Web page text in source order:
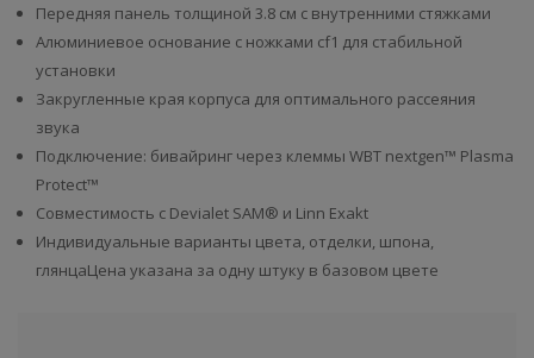
Передняя панель толщиной 3.8 см с внутренними стяжками
Алюминиевое основание с ножками cf1 для стабильной
установки
Закругленные края корпуса для оптимального рассеяния
звука
Подключение: бивайринг через клеммы WBT nextgen™ Plasma
Protect™
Совместимость с Devialet SAM® и Linn Exakt
Индивидуальные варианты цвета, отделки, шпона,
глянцаЦена указана за одну штуку в базовом цвете